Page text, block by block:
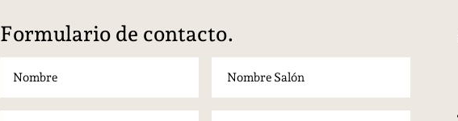
Formulario de contacto.